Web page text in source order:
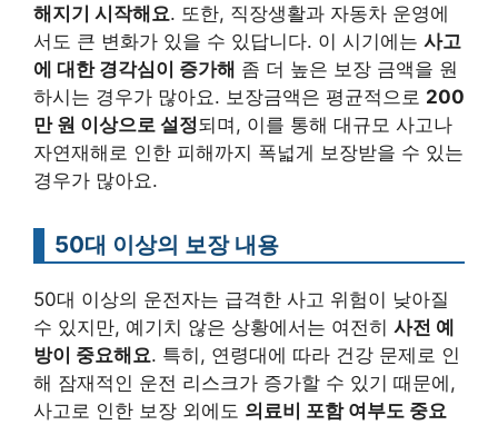
해지기 시작해요. 또한, 직장생활과 자동차 운영에
서도 큰 변화가 있을 수 있답니다. 이 시기에는 사고
에 대한 경각심이 증가해 좀 더 높은 보장 금액을 원
하시는 경우가 많아요. 보장금액은 평균적으로 200
만 원 이상으로 설정되며, 이를 통해 대규모 사고나
자연재해로 인한 피해까지 폭넓게 보장받을 수 있는
경우가 많아요.
50대 이상의 보장 내용
50대 이상의 운전자는 급격한 사고 위험이 낮아질
수 있지만, 예기치 않은 상황에서는 여전히 사전 예
방이 중요해요. 특히, 연령대에 따라 건강 문제로 인
해 잠재적인 운전 리스크가 증가할 수 있기 때문에,
사고로 인한 보장 외에도 의료비 포함 여부도 중요